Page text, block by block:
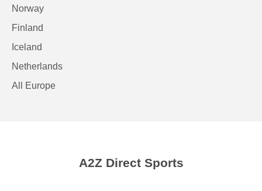
Norway
Finland
Iceland
Netherlands
All Europe
A2Z Direct Sports